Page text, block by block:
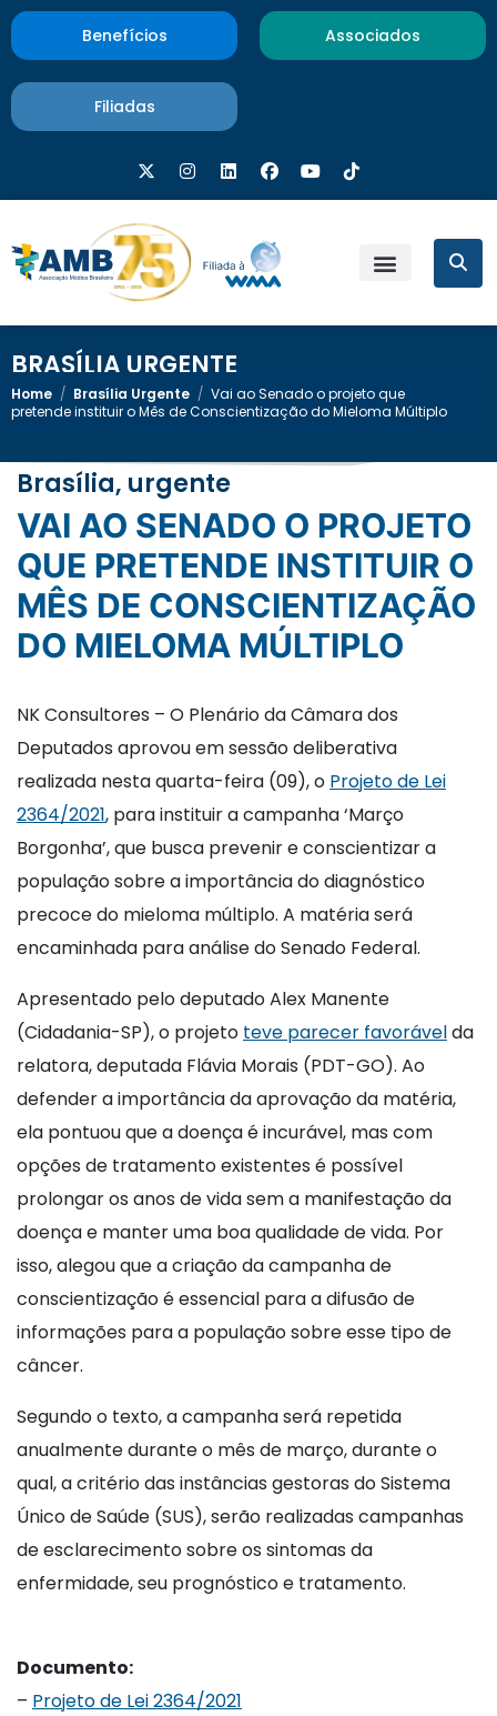
Benefícios Associados
Filiadas
BRASÍLIA URGENTE
Home / Brasília Urgente / Vai ao Senado o projeto que
pretende instituir o Mês de Conscientização do Mieloma Múltiplo
Brasília, urgente
VAI AO SENADO O PROJETO
QUE PRETENDE INSTITUIR O
MÊS DE CONSCIENTIZAÇÃO
DO MIELOMA MÚLTIPLO
NK Consultores – O Plenário da Câmara dos
Deputados aprovou em sessão deliberativa
realizada nesta quarta-feira (09), o Projeto de Lei
2364/2021, para instituir a campanha ‘Março
Borgonha’, que busca prevenir e conscientizar a
população sobre a importância do diagnóstico
precoce do mieloma múltiplo. A matéria será
encaminhada para análise do Senado Federal.
Apresentado pelo deputado Alex Manente
(Cidadania-SP), o projeto teve parecer favorávelda
relatora, deputada Flávia Morais (PDT-GO). Ao
defender a importância da aprovação da matéria,
ela pontuou que a doença é incurável, mas com
opções de tratamento existentes é possível
prolongar os anos de vida sem a manifestação da
doença e manter uma boa qualidade de vida. Por
isso, alegou que a criação da campanha de
conscientização é essencial para a difusão de
informações para a população sobre esse tipo de
câncer.
Segundo o texto, a campanha será repetida
anualmente durante o mês de março, durante o
qual, a critério das instâncias gestoras do Sistema
Único de Saúde (SUS), serão realizadas campanhas
de esclarecimento sobre os sintomas da
enfermidade, seu prognóstico e tratamento.
Documento:
– Projeto de Lei 2364/2021